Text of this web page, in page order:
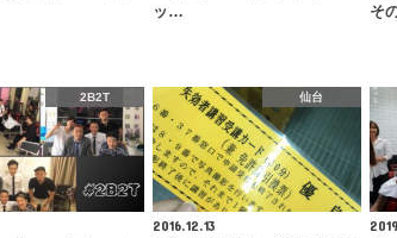
ッ…
そ
2B2T 仙台
2016.12.13